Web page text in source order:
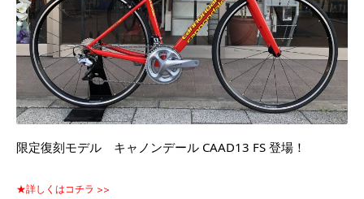
限定復刻モデル　キャノンデール CAAD13 FS 登場！
★詳しくはコチラ >>